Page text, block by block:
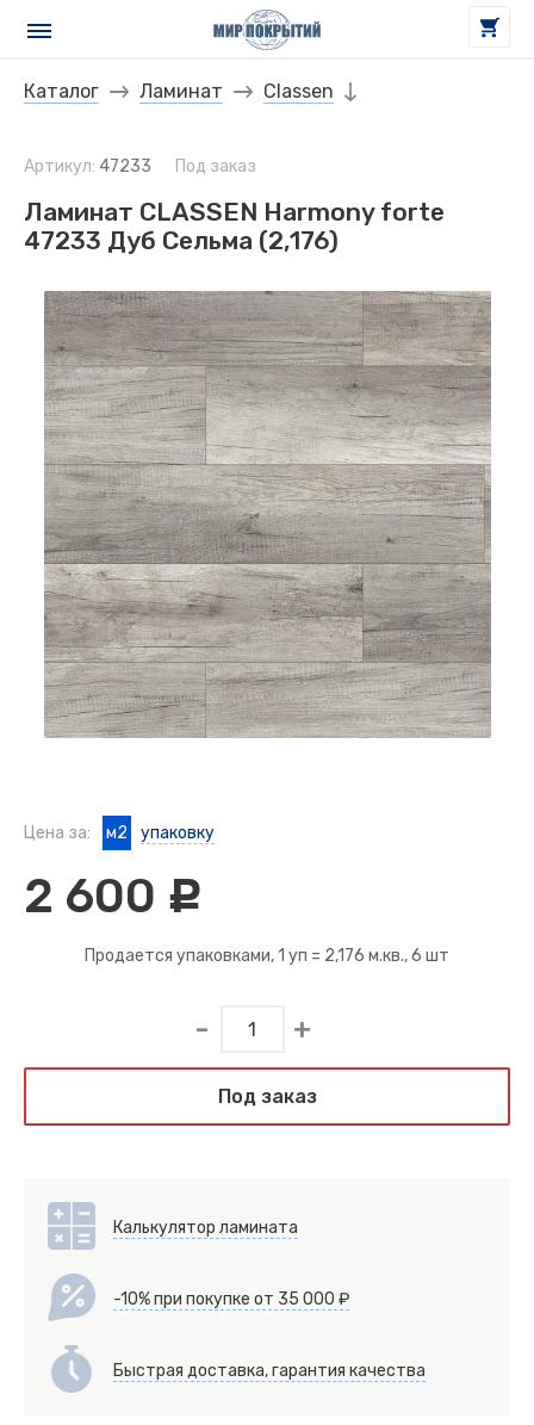
Каталог Ламинат Classen
Артикул: 47233 Под заказ
Ламинат CLASSEN Harmony forte
47233 Дуб Сельма (2,176)
Цена за: м2 упаковку
2 600 c
Продается упаковками, 1 уп = 2,176 м.кв., 6 шт
Под заказ
Калькулятор ламината
-10% при покупке от 35 000 ₽
Быстрая доставка, гарантия качества